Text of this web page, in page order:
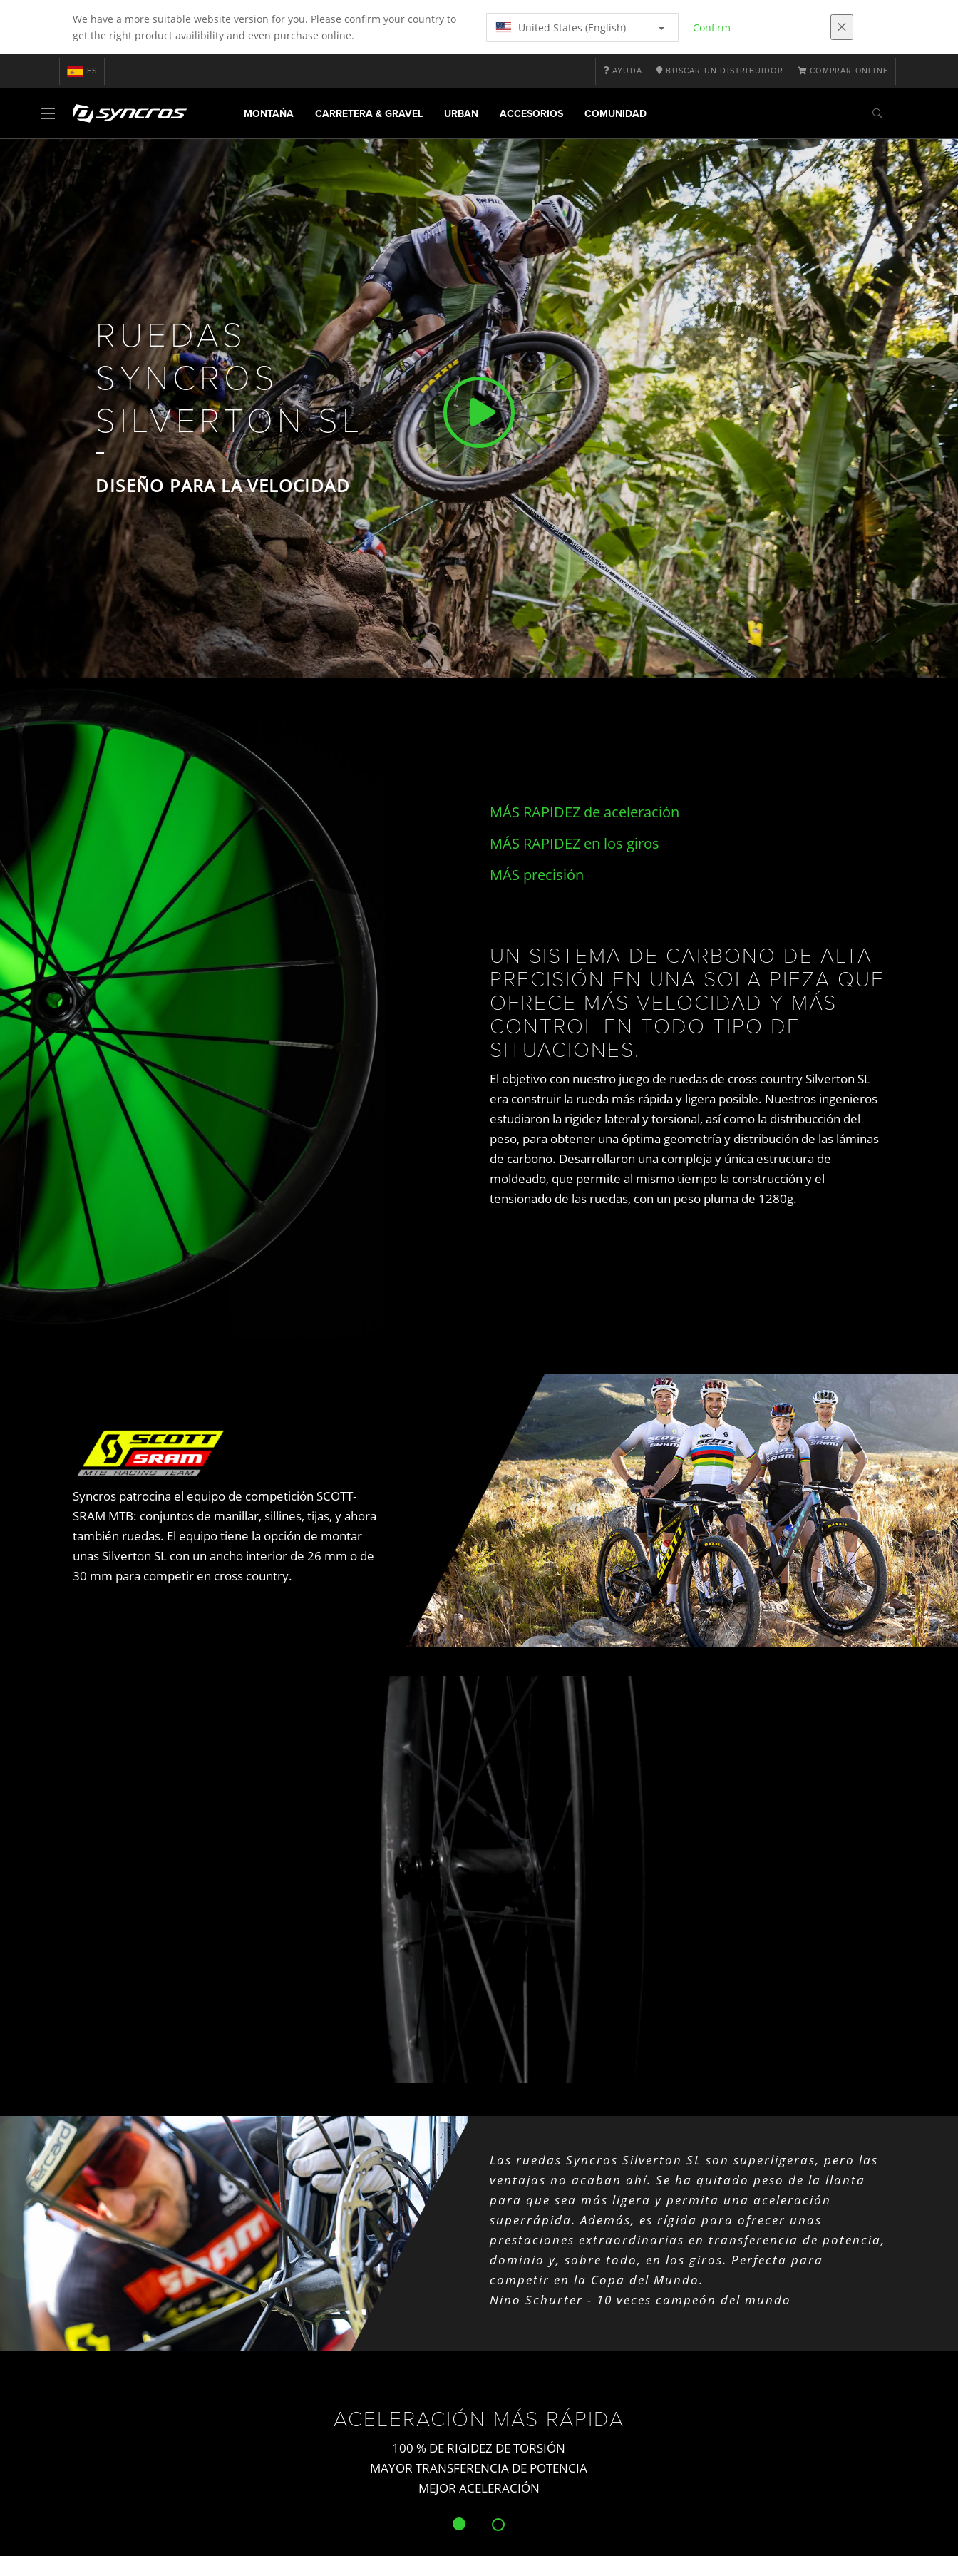
We have a more suitable website version for you. Please confirm your country to
get the right product availibility and even purchase online.
United States (English) Confirm
ES AYUDA BUSCAR UN DISTRIBUIDOR COMPRAR ONLINE
MONTAÑA CARRETERA & GRAVEL URBAN ACCESORIOS COMUNIDAD
SILVERTON SL ACELERACIÓN MÁS RÁPIDA GIROS MÁS RÁPIDOS MÁS PRECISIÓN HAZTE CON LAS RUEDAS
RUEDAS
SYNCROS
SILVERTON SL
DISEÑO PARA LA VELOCIDAD
MÁS RAPIDEZ de aceleración
MÁS RAPIDEZ en los giros
MÁS precisión
UN SISTEMA DE CARBONO DE ALTA
PRECISIÓN EN UNA SOLA PIEZA QUE
OFRECE MÁS VELOCIDAD Y MÁS
CONTROL EN TODO TIPO DE
SITUACIONES.
El objetivo con nuestro juego de ruedas de cross country Silverton SL
era construir la rueda más rápida y ligera posible. Nuestros ingenieros
estudiaron la rigidez lateral y torsional, así como la distribucción del
peso, para obtener una óptima geometría y distribución de las láminas
de carbono. Desarrollaron una compleja y única estructura de
moldeado, que permite al mismo tiempo la construcción y el
tensionado de las ruedas, con un peso pluma de 1280g.
Syncros patrocina el equipo de competición SCOTT-
SRAM MTB: conjuntos de manillar, sillines, tijas, y ahora
también ruedas. El equipo tiene la opción de montar
unas Silverton SL con un ancho interior de 26 mm o de
30 mm para competir en cross country.
Las ruedas Syncros Silverton SL son superligeras, pero las
ventajas no acaban ahí. Se ha quitado peso de la llanta
para que sea más ligera y permita una aceleración
superrápida. Además, es rígida para ofrecer unas
prestaciones extraordinarias en transferencia de potencia,
dominio y, sobre todo, en los giros. Perfecta para
competir en la Copa del Mundo.
Nino Schurter - 10 veces campeón del mundo
ACELERACIÓN MÁS RÁPIDA
100 % DE RIGIDEZ DE TORSIÓN
MAYOR TRANSFERENCIA DE POTENCIA
MEJOR ACELERACIÓN